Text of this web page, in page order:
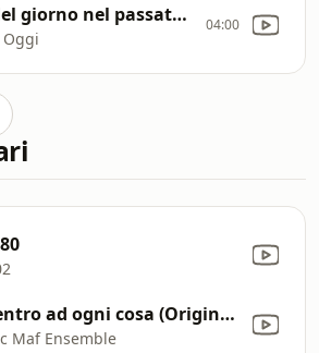
I fatti del giorno nel passato (0)
Oggi
04:00
Dentro ad ogni cosa (Originally Performed by Audio 2) [Karaoke Version] [1995]
Maf Ensemble